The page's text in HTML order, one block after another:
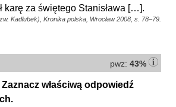
karę za świętego Stanisława […].
Kadłubek), Kronika polska, Wrocław 2008, s. 78–79.
pwz: 43%
właściwą odpowiedź